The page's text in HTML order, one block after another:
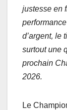
justesse en
d’argent, le
surtout une
prochain
2026.
Le